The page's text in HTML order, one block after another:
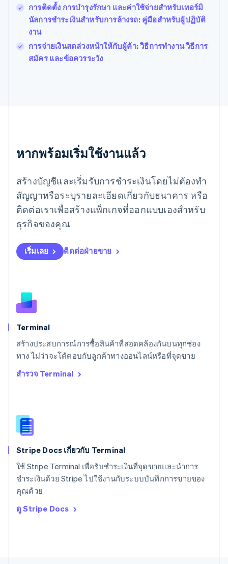
การติดตั้ง การบำรุงรักษา และค่าใช้จ่ายสำหรับเทอร์มิ
นัลการชำระเงินสำหรับการล้างรถ: คู่มือสำหรับผู้ปฏิบัติ
งาน
การจ่ายเงินสดล่วงหน้าให้กับผู้ค้า: วิธีการทำงาน วิธีการ
สมัคร และข้อควรระวัง
หากพร้อมเริ่มใช้งานแล้ว
สร้างบัญชีและเริ่มรับการชำระเงินโดยไม่ต้องทำ
สัญญาหรือระบุรายละเอียดเกี่ยวกับธนาคาร หรือ
ติดต่อเราเพื่อสร้างแพ็กเกจที่ออกแบบเองสำหรับ
ธุรกิจของคุณ
เริ่มเลย ติดต่อฝ่ายขาย
Terminal
สร้างประสบการณ์การซื้อสินค้าที่สอดคล้องกันบนทุกช่อง
ทาง ไม่ว่าจะโต้ตอบกับลูกค้าทางออนไลน์หรือที่จุดขาย
สำรวจ Terminal
Stripe Docs เกี่ยวกับ Terminal
ใช้ Stripe Terminal เพื่อรับชำระเงินที่จุดขายและนำการ
ชำระเงินด้วย Stripe ไปใช้งานกับระบบบันทึกการขายของ
คุณด้วย
ดู Stripe Docs
ฝรั่งเศส
FrançaisEnglish
English
มอลตา
English
โรมาเนีย
FrançaisDeutschEnglish
ลัตเวีย
English
ลิกเตนสไตน์
DeutschEnglish
English
สเปน
สโลวีเนีย
English
สวิตเซอร์แลนด์
Deutsch
SvenskaEnglish
สหรัฐอเมริกา
สหรัฐอาหรับเอมิเรตส์
สาธารณรัฐเช็ก
English
English简体中文
ออสเตรเลีย
English
ออสเตรีย
Deutsch
ItalianoEnglish